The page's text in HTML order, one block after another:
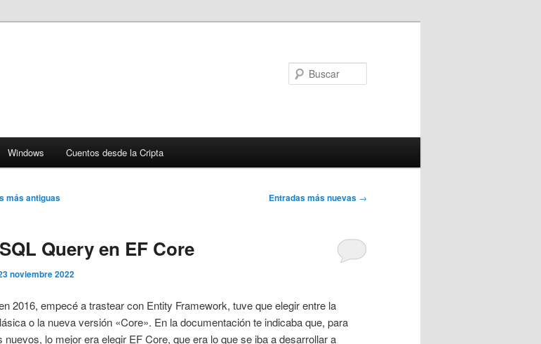
Windows Cuentos desde la Cripta
más antiguas Entradas más nuevas →
Query en EF Core
noviembre 2022
2016, empecé a trastear con Entity Framework, tuve que elegir entre la
o la nueva versión «Core». En la documentación te indicaba que, para
nuevos, lo mejor era elegir EF Core, que era lo que se iba a desarrollar a